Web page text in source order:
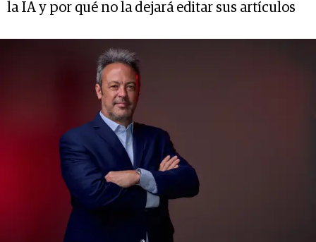
la IA y por qué no la dejará editar sus artículos